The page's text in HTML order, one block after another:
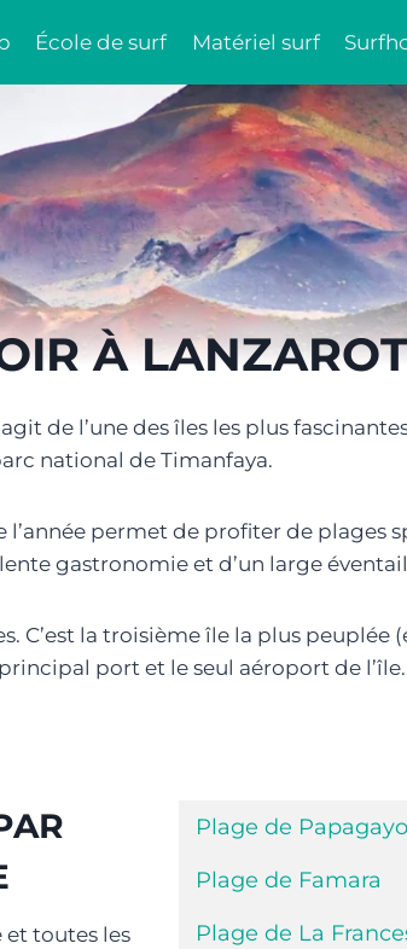
École de surf Matériel surf
À
de l’une des îles les plus
national de Timanfaya.
permet de profiter de plages
gastronomie et d’un large
C’est la troisième île la plus
port et le seul aéroport de l’île.
et toutes les
Plage de Papagayo
Plage de Famara
Plage de La